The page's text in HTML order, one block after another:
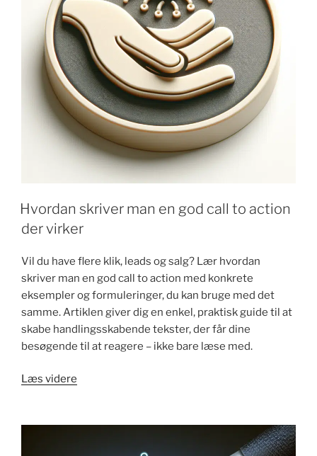
Hvordan skriver man en god call to action
der virker
Vil du have flere klik, leads og salg? Lær hvordan
skriver man en god call to action med konkrete
eksempler og formuleringer, du kan bruge med det
samme. Artiklen giver dig en enkel, praktisk guide til at
skabe handlingsskabende tekster, der får dine
besøgende til at reagere – ikke bare læse med.
Læs videre
en